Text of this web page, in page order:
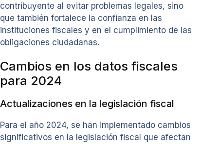
contribuyente al evitar problemas legales, sino
que también fortalece la confianza en las
instituciones fiscales y en el cumplimiento de las
obligaciones ciudadanas.
Cambios en los datos fiscales
para 2024
Actualizaciones en la legislación fiscal
Para el año 2024, se han implementado cambios
significativos en la legislación fiscal que afectan